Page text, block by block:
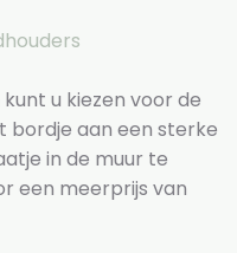
u kiezen voor de
bordje aan een sterke
in de muur te
een meerprijs van